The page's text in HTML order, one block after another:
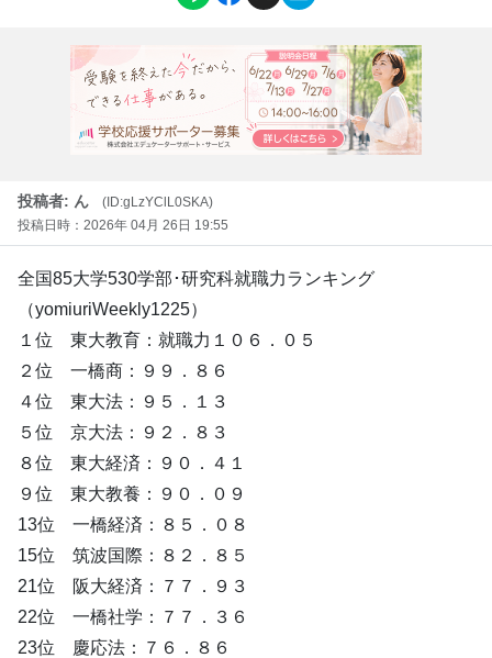
投稿者: ん
(ID:gLzYClL0SKA)
投稿日時：2026年 04月 26日 19:55
全国85大学530学部･研究科就職力ランキング
（yomiuriWeekly1225）
１位 東大教育：就職力１０６．０５
２位 一橋商：９９．８６
４位 東大法：９５．１３
５位 京大法：９２．８３
８位 東大経済：９０．４１
９位 東大教養：９０．０９
13位 一橋経済：８５．０８
15位 筑波国際：８２．８５
21位 阪大経済：７７．９３
22位 一橋社学：７７．３６
23位 慶応法：７６．８６